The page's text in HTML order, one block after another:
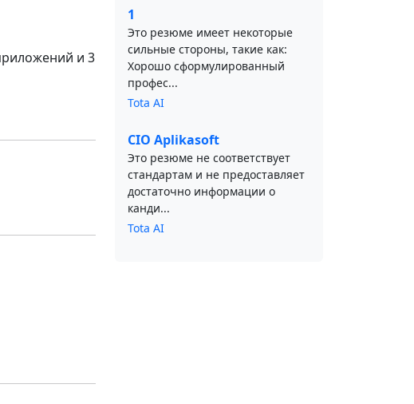
и 3
1
Это резюме имеет некоторые
сильные стороны, такие как:
Хорошо сформулированный
профес...
Tota AI
CIO Aplikasoft
Это резюме не соответствует
стандартам и не предоставляет
достаточно информации о
канди...
Tota AI